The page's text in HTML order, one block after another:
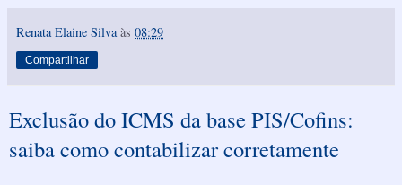
Renata Elaine Silva às 08:29
Compartilhar
Exclusão do ICMS da base PIS/Cofins:
saiba como contabilizar corretamente